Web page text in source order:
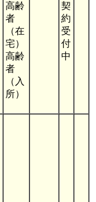
高齢
者
（在
宅）
高齢
者
（入
所）
契
約
受
付
中